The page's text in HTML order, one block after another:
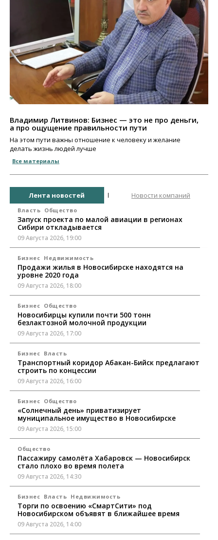
Владимир Литвинов: Бизнес — это не про деньги,
а про ощущение правильности пути
На этом пути важны отношение к человеку и желание
делать жизнь людей лучше
Все материалы
Лента новостей Новости компаний
Власть Общество
Запуск проекта по малой авиации в регионах
Сибири откладывается
09 Августа 2026, 19:00
Бизнес Недвижимость
Продажи жилья в Новосибирске находятся на
уровне 2020 года
09 Августа 2026, 18:00
Бизнес Общество
Новосибирцы купили почти 500 тонн
безлактозной молочной продукции
09 Августа 2026, 17:00
Бизнес Власть
Транспортный коридор Абакан-Бийск предлагают
строить по концессии
09 Августа 2026, 16:00
Бизнес Общество
«Солнечный день» приватизирует
муниципальное имущество в Новосибирске
09 Августа 2026, 15:00
Общество
Пассажиру самолёта Хабаровск — Новосибирск
стало плохо во время полета
09 Августа 2026, 14:30
Бизнес Власть Недвижимость
Торги по освоению «СмартСити» под
Новосибирском объявят в ближайшее время
09 Августа 2026, 14:00